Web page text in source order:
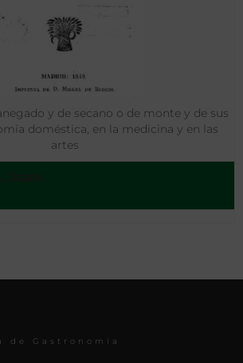
y de secano o de monte y de sus
doméstica, en la medicina y en las
artes
de Gastronomía